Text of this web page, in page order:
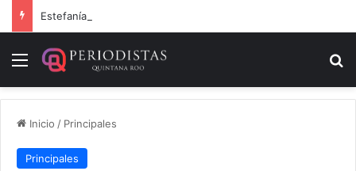
Menú
Inicio / Principales
Principales